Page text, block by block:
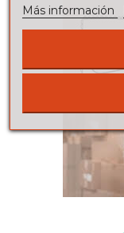
Más información